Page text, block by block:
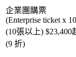
企業團購票
(Enterprise ticket x
(10張以上) $23,400
(9 折)